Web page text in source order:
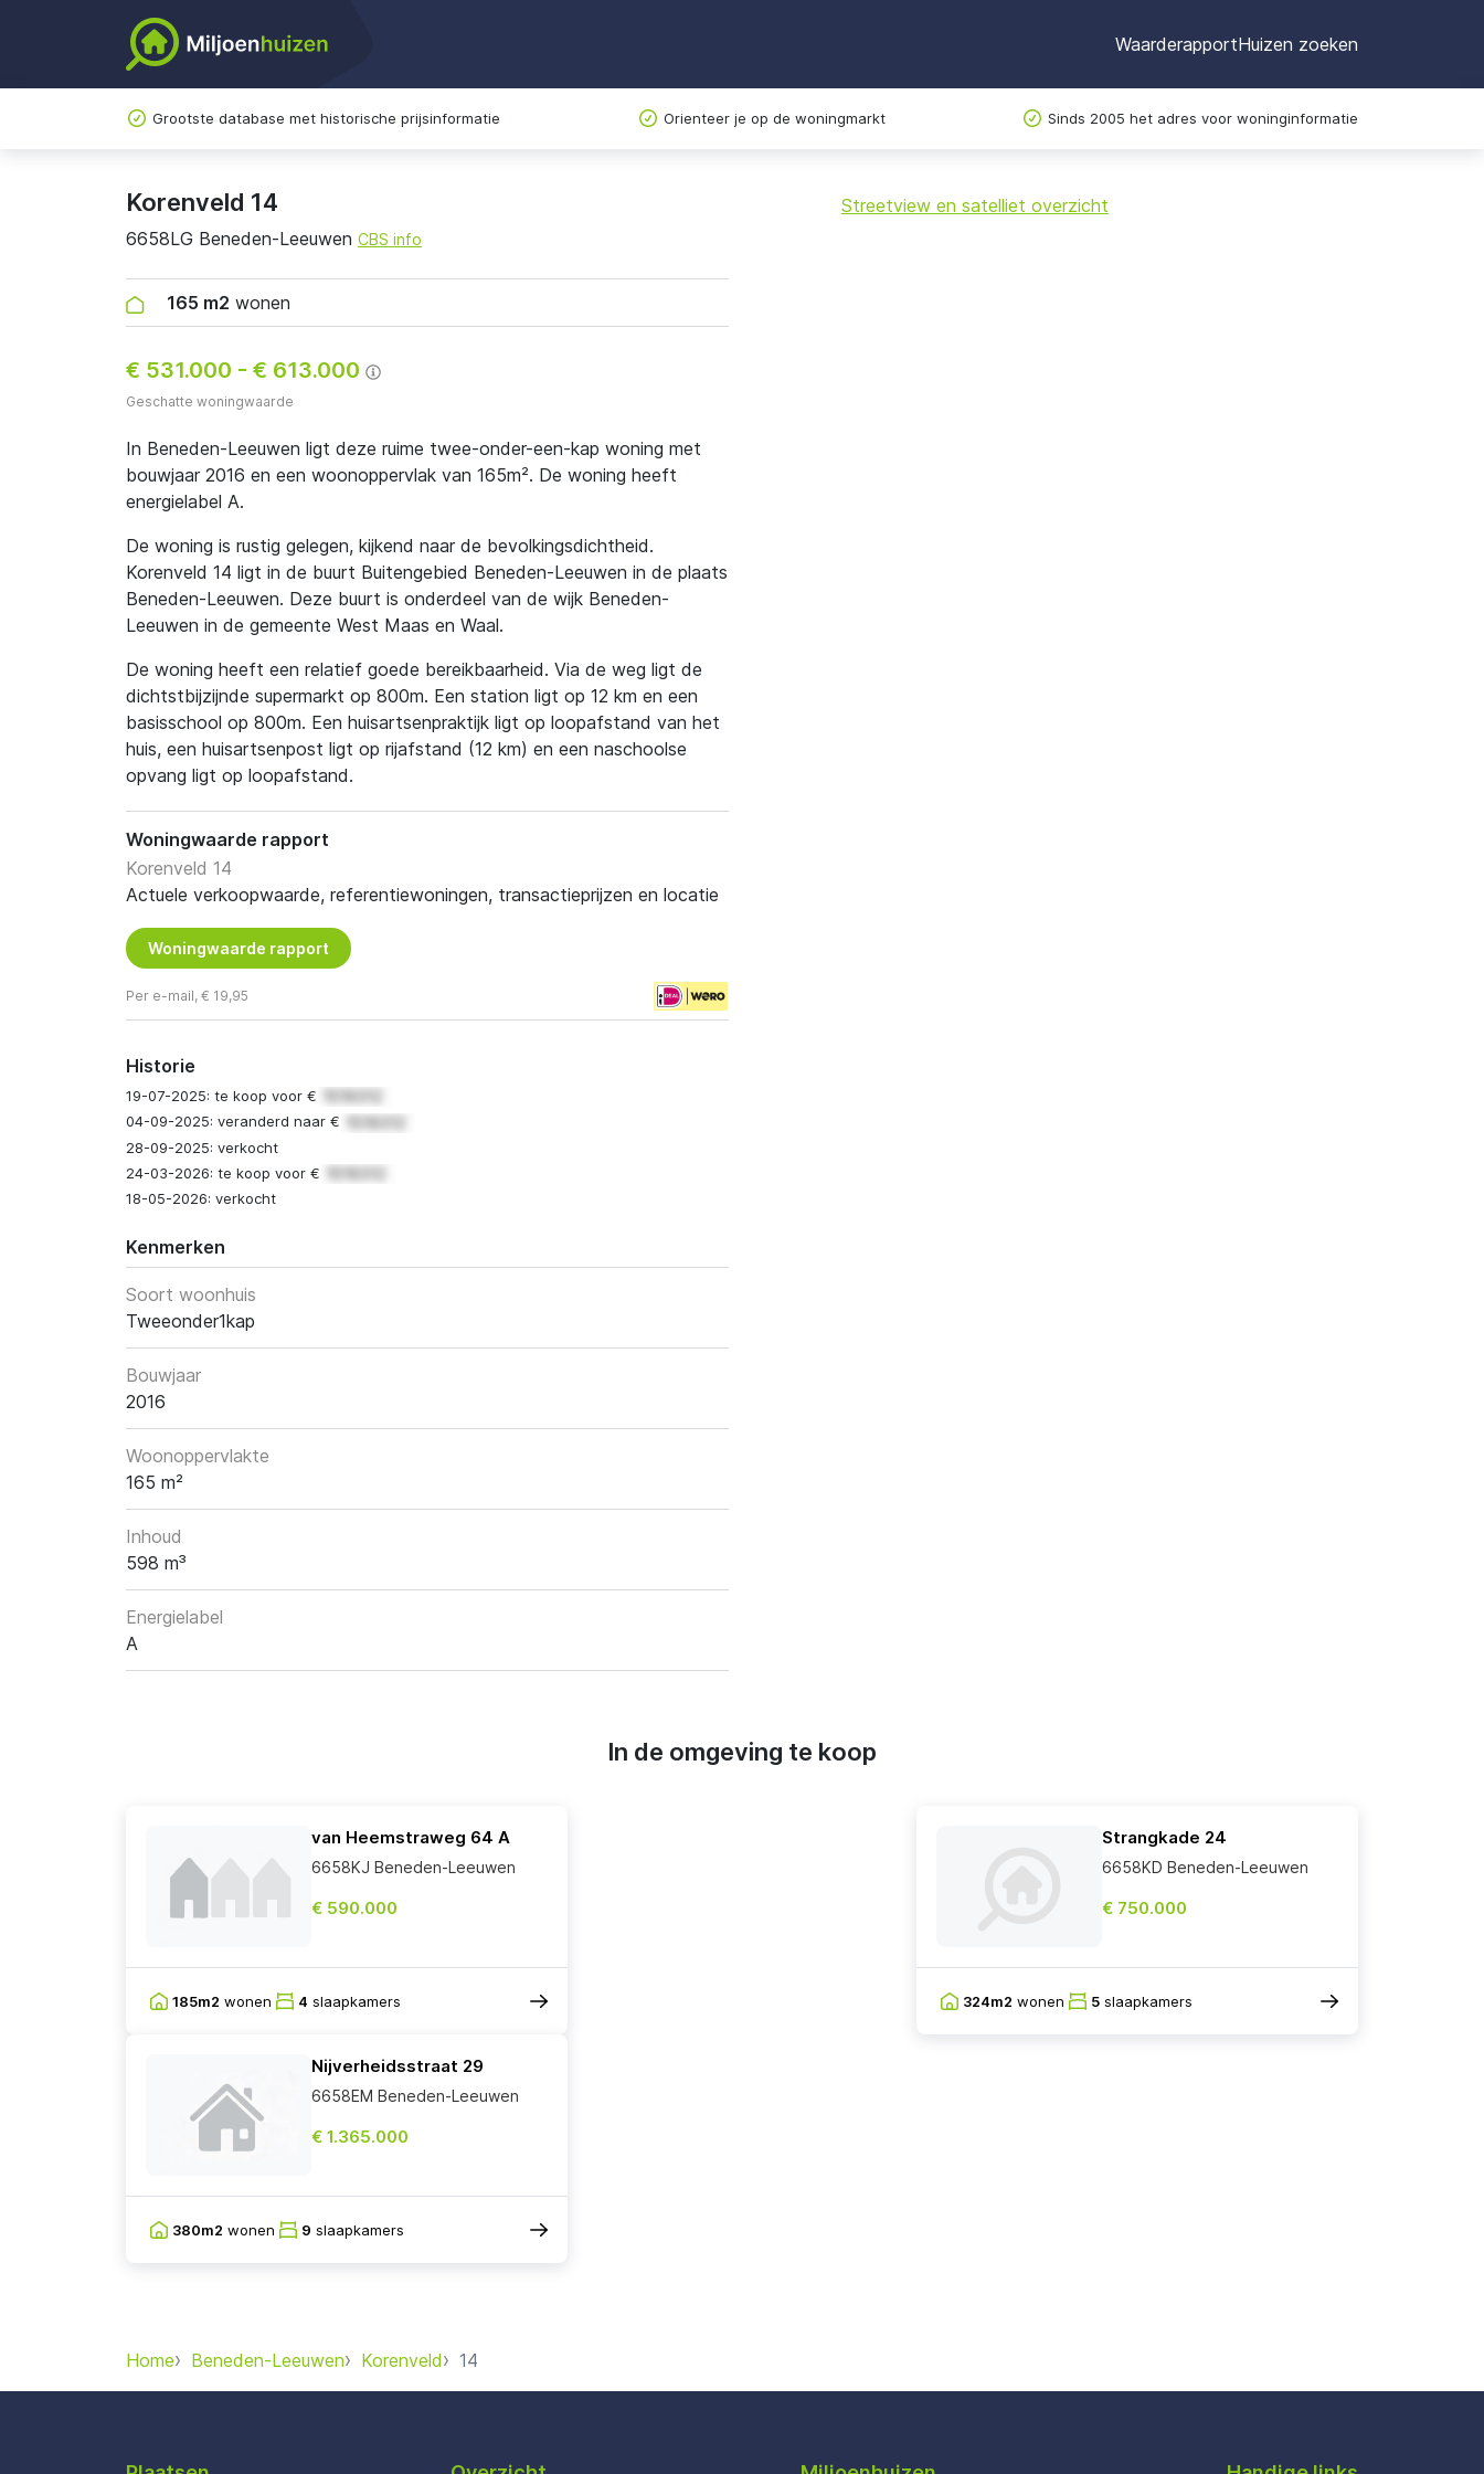
WaarderapportHuizen zoeken
Grootste database met historische prijsinformatie Orienteer je op de woningmarkt Sinds 2005 het adres voor woninginformatie
Korenveld 14
6658LG Beneden-Leeuwen CBS info
165 m2 wonen
€ 531.000 - € 613.000
Geschatte woningwaarde
In Beneden-Leeuwen ligt deze ruime twee-onder-een-kap woning met
bouwjaar 2016 en een woonoppervlak van 165m². De woning heeft
energielabel A.
De woning is rustig gelegen, kijkend naar de bevolkingsdichtheid.
Korenveld 14 ligt in de buurt Buitengebied Beneden-Leeuwen in de plaats
Beneden-Leeuwen. Deze buurt is onderdeel van de wijk Beneden-
Leeuwen in de gemeente West Maas en Waal.
De woning heeft een relatief goede bereikbaarheid. Via de weg ligt de
dichtstbijzijnde supermarkt op 800m. Een station ligt op 12 km en een
basisschool op 800m. Een huisartsenpraktijk ligt op loopafstand van het
huis, een huisartsenpost ligt op rijafstand (12 km) en een naschoolse
opvang ligt op loopafstand.
Woningwaarde rapport
Korenveld 14
Actuele verkoopwaarde, referentiewoningen, transactieprijzen en locatie
Woningwaarde rapport
Per e-mail, € 19,95
Historie
19-07-2025: te koop voor €
04-09-2025: veranderd naar €
28-09-2025: verkocht
24-03-2026: te koop voor €
18-05-2026: verkocht
Kenmerken
Soort woonhuis
Tweeonder1kap
Bouwjaar
2016
Woonoppervlakte
165 m²
Inhoud
598 m³
Energielabel
A
+
Streetview en satelliet overzicht
In de omgeving te koop
van Heemstraweg 64 A
6658KJ Beneden-Leeuwen
€ 590.000
185m2 wonen 4 slaapkamers
Strangkade 24
6658KD Beneden-Leeuwen
€ 750.000
324m2 wonen 5 slaapkamers
Nijverheidsstraat 29
6658EM Beneden-Leeuwen
€ 1.365.000
380m2 wonen 9 slaapkamers
Home Beneden-Leeuwen Korenveld 14